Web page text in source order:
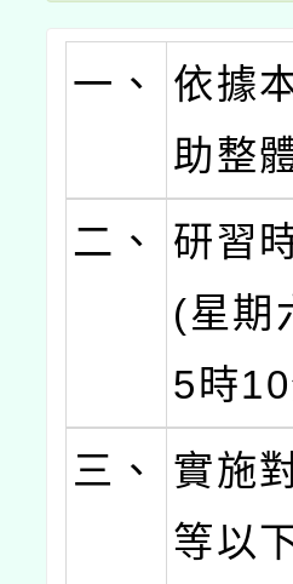
一、
依據
助整
二、
研習
(星期
5時10
三、
實施
等以